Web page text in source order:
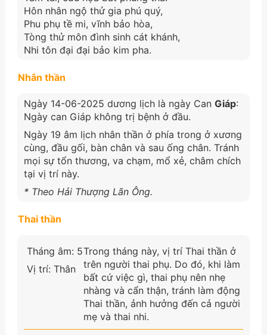
Hôn nhân ngộ thử gia phú quý,
Phu phụ tề mi, vĩnh bảo hòa,
Tòng thử môn đình sinh cát khánh,
Nhi tôn đại đại bảo kim pha.
Nhân thần
Ngày 14-06-2025 dương lịch là ngày Can Giáp:
Ngày can Giáp không trị bệnh ở đầu.
Ngày 19 âm lịch nhân thần ở phía trong ở xương
cùng, đầu gối, bàn chân và sau ống chân. Tránh
mọi sự tổn thương, va chạm, mổ xẻ, châm chích
tại vị trí này.
* Theo Hải Thượng Lãn Ông.
Thai thần
Tháng âm: 5
Vị trí: Thân
Trong tháng này, vị trí Thai thần ở
trên người thai phụ. Do đó, khi làm
bất cứ việc gì, thai phụ nên nhẹ
nhàng và cẩn thận, tránh làm động
Thai thần, ảnh hưởng đến cả người
mẹ và thai nhi.